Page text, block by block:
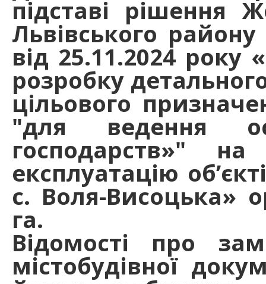
підставі рішення
Львівського
від 25.11.2024
розробку
цільового
"для ведення
господарств»"
експлуатацію
с. Воля-Висоцька»
га.
Відомості про
містобудівної